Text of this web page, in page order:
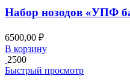
Набор нозодов «УПФ
6500,00 ₽
В корзину
2500
Быстрый просмотр